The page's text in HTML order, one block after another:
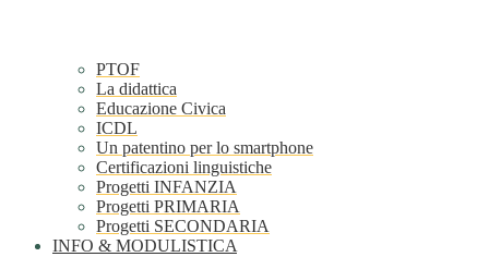
PTOF
La didattica
Educazione Civica
ICDL
Un patentino per lo smartphone
Certificazioni linguistiche
Progetti INFANZIA
Progetti PRIMARIA
Progetti SECONDARIA
INFO & MODULISTICA